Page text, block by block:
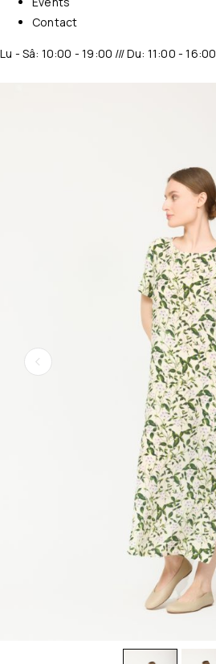
Contact
Lu - Sâ: 10:00 - 19:00 /// Du: 11:00 - 16:00